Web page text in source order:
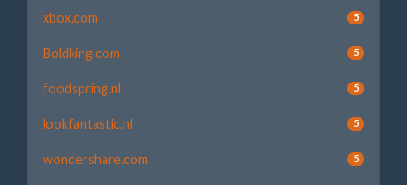
xbox.com 5
Boldking.com 5
foodspring.nl 5
lookfantastic.nl 5
wondershare.com 5